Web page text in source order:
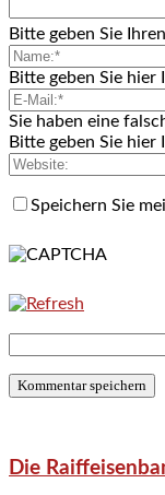
Bitte geben Sie
Bitte geben Sie hier
Sie haben eine
Bitte geben Sie hier
Speichern Sie
Die